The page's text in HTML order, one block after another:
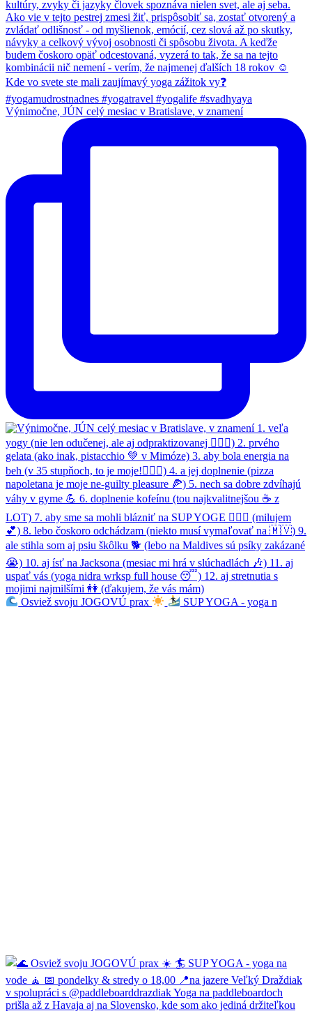
Výnimočne, JÚN celý mesiac v Bratislave, v znamení
Osviež svoju JOGOVÚ prax SUP YOGA - yoga n